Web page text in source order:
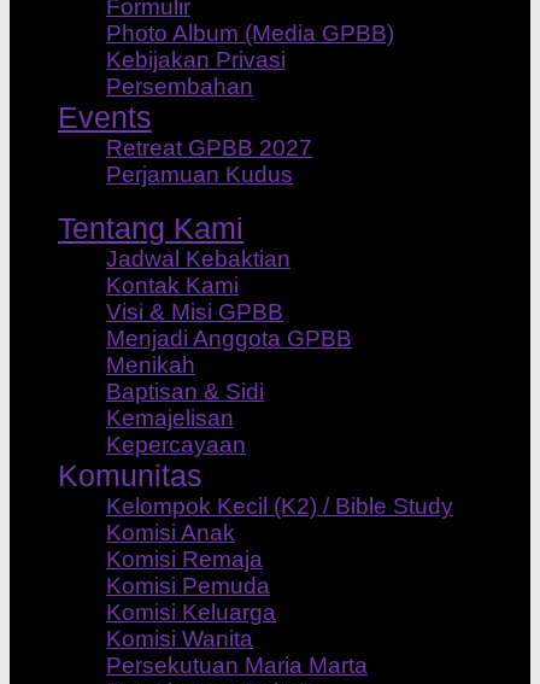
Formulir
Photo Album (Media GPBB)
Kebijakan Privasi
Persembahan
Events
Retreat GPBB 2027
Perjamuan Kudus
Tentang Kami
Jadwal Kebaktian
Kontak Kami
Visi & Misi GPBB
Menjadi Anggota GPBB
Menikah
Baptisan & Sidi
Kemajelisan
Kepercayaan
Komunitas
Kelompok Kecil (K2) / Bible Study
Komisi Anak
Komisi Remaja
Komisi Pemuda
Komisi Keluarga
Komisi Wanita
Persekutuan Maria Marta